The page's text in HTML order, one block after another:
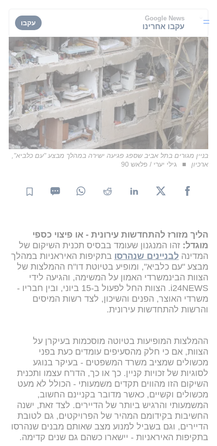
Google News
עקבו אחרינו עקבו
בניין מגורים בתל אביב שספג פגיעה ישירה במהלך מבצע "עם כלביא",
ארכיון
גילי יערי / פלאש 90
הליך מזורז להתחדשות עירונית - או פיצוי כספי
מוגדל: זהו המנגנון שעומד בבסיס תכנית השיקום של
המדינה לבניינים שנהרסו בתקיפות האיראניות במהלך
מבצע "עם כלביא", ומופיע בטיוטת דו"ח ההמלצות של
הצוות הבינמשרדי האמון על המשימה, והגיעה לידי
i24NEWS. הצוות החל לפעול ב-15 ביוני, ובין חבריו -
משרדי האוצר, הפנים והשיכון, לצד רשות המיסים
והרשות להתחדשות עירונית.
ההמלצות המופיעות בטיוטה מוסכמות בעיקרן על
הצוות, אם כי חלק מהסעיפים עומדים כעת בפני
מכשולים שמציב משרד המשפטים - בעיקר בנוגע
לסוגיות של זכויות קניין. כך או כך, הדו"ח עצמו ותכנית
השיקום הזו מהווים תקדים משמעותי - הכולל לא מעט
מכשולים וקשיים, כאשר מדובר בקניינם החשוב,
המשמעותי והרגיש ביותר של הדיירים. לצד זאת, ישנה
החשיבות בקידומם המהיר של הפרויקטים, גם לטובת
הדיירים, וגם בשביל למנוע מצב שאותם מבנים שנהרסו
בתקיפות האיראניות - יישארו כשהם גם שנים קדימה.